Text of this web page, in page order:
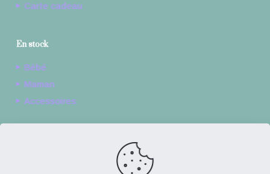
Carte cadeau
En stock
Bébé
Maman
Accessoires